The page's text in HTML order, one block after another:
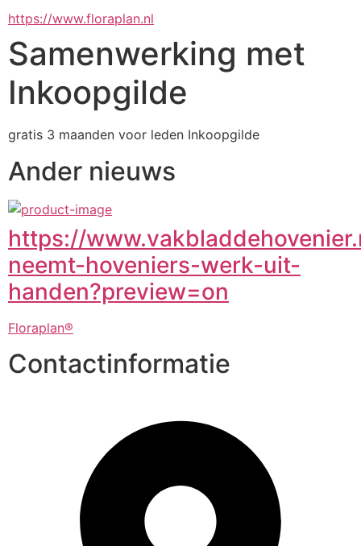
https://www.floraplan.nl
Samenwerking met
Inkoopgilde
gratis 3 maanden voor leden Inkoopgilde
Ander nieuws
https://
neemt-hoveniers-werk-uit-
handen?preview=on
Floraplan®
Contactinformatie